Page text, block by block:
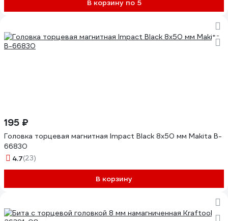
В корзину по 5
195 ₽
Головка торцевая магнитная Impact Black 8x50 мм Makita B-
66830
4.7(23)
В корзину